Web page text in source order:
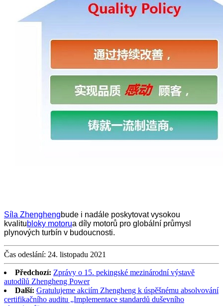
Síla Zhenghengbude i nadále poskytovat vysokou
kvalitubloky motorua díly motorů pro globální průmysl
plynových turbín v budoucnosti.
Čas odeslání: 24. listopadu 2021
Předchozí: Zprávy o 15. pekingské mezinárodní výstavě
autodílů Zhengheng Power
Další: Gratulujeme akciím Zhengheng k úspěšnému absolvování
certifikačního auditu „Implementace standardů duševního